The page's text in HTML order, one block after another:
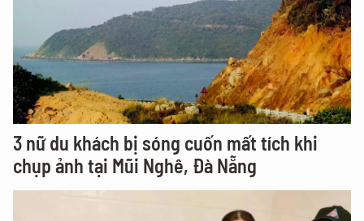
3 nữ du khách bị sóng cuốn mất tích khi
chụp ảnh tại Mũi Nghê, Đà Nẵng